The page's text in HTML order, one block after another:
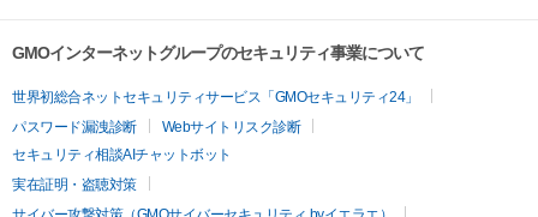
GMOインターネットグループのセキュリティ事業について
世界初総合ネットセキュリティサービス「GMOセキュリティ24」
パスワード漏洩診断
Webサイトリスク診断
セキュリティ相談AIチャットボット
実在証明・盗聴対策